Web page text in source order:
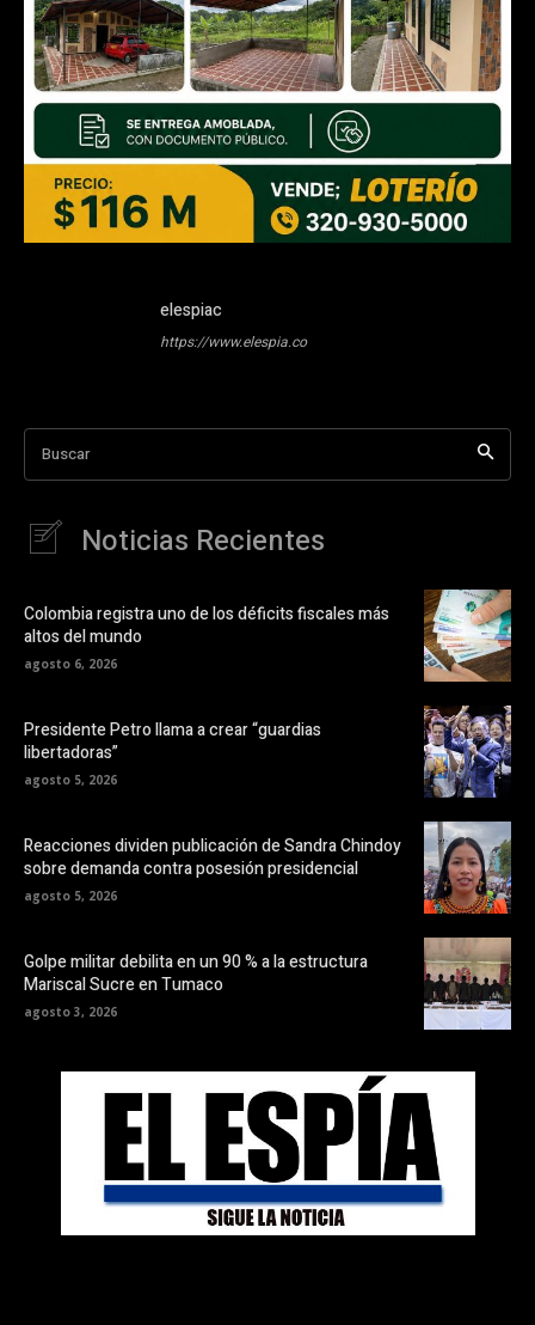
elespiac
https://www.elespia.co
Buscar
Noticias Recientes
Colombia registra uno de los déficits fiscales más
altos del mundo
agosto 6, 2026
Presidente Petro llama a crear “guardias
libertadoras”
agosto 5, 2026
Reacciones dividen publicación de Sandra Chindoy
sobre demanda contra posesión presidencial
agosto 5, 2026
Golpe militar debilita en un 90 % a la estructura
Mariscal Sucre en Tumaco
agosto 3, 2026